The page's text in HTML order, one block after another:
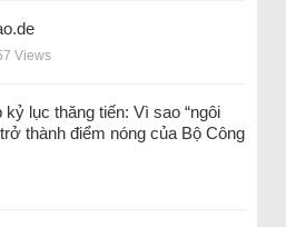
Views
kỷ lục thăng tiến: Vì sao “ngôi
thành điểm nóng của Bộ Công